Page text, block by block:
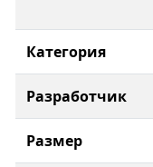
Категория
Разработчик
Размер